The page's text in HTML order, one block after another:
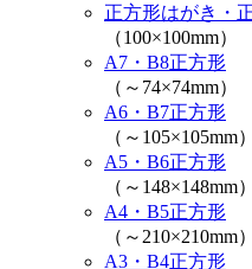
正方形はがき・
（100×100mm）
A7・B8正方形
（～74×74mm）
A6・B7正方形
（～105×105mm）
A5・B6正方形
（～148×148mm）
A4・B5正方形
（～210×210mm）
A3・B4正方形